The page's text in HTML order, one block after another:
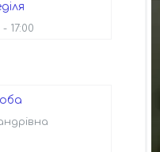
17:00